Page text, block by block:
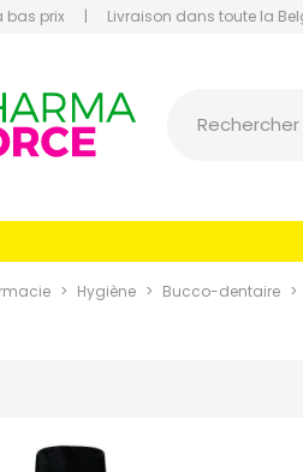
bas prix | Livraison dans toute la
Rechercher
Hygiène Bucco-dentaire